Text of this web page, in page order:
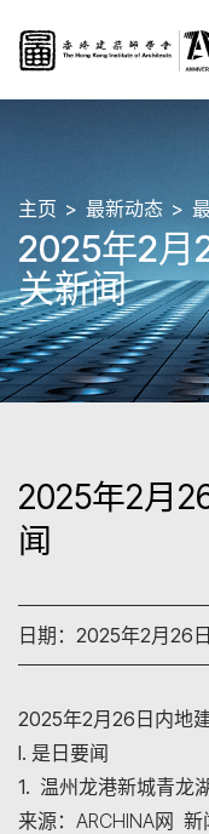
主页 最新动态
2025年2月
关新闻
2025年2月
闻
日期：2025年2月26日
2025年2月26日内地
I. 是日要闻
1. 温州龙港新城青龙
来源：ARCHINA网 新